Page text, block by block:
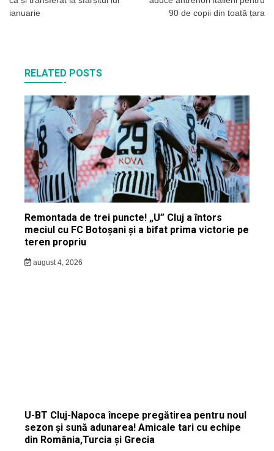
ianuarie
90 de copii din toată țara
RELATED POSTS
Remontada de trei puncte! „U” Cluj a întors
meciul cu FC Botoșani și a bifat prima victorie pe
teren propriu
august 4, 2026
U-BT Cluj-Napoca începe pregătirea pentru noul
sezon și sună adunarea! Amicale tari cu echipe
din România,Turcia și Grecia